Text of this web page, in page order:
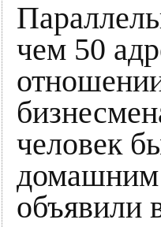
чем 50
человек
домашним
объявили